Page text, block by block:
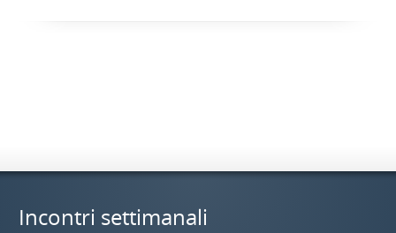
Incontri settimanali